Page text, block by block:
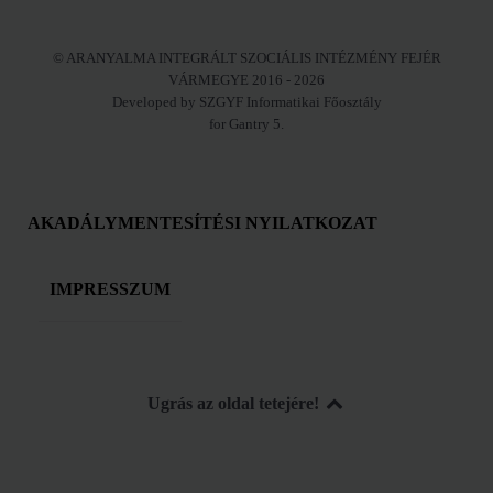
© ARANYALMA INTEGRÁLT SZOCIÁLIS INTÉZMÉNY FEJÉR
VÁRMEGYE 2016 - 2026
Developed by SZGYF Informatikai Főosztály
for Gantry 5.
AKADÁLYMENTESÍTÉSI NYILATKOZAT
IMPRESSZUM
Ugrás az oldal tetejére!